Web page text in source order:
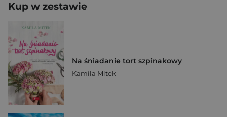
Kup w zestawie
Na śniadanie tort szpinakowy
Kamila Mitek